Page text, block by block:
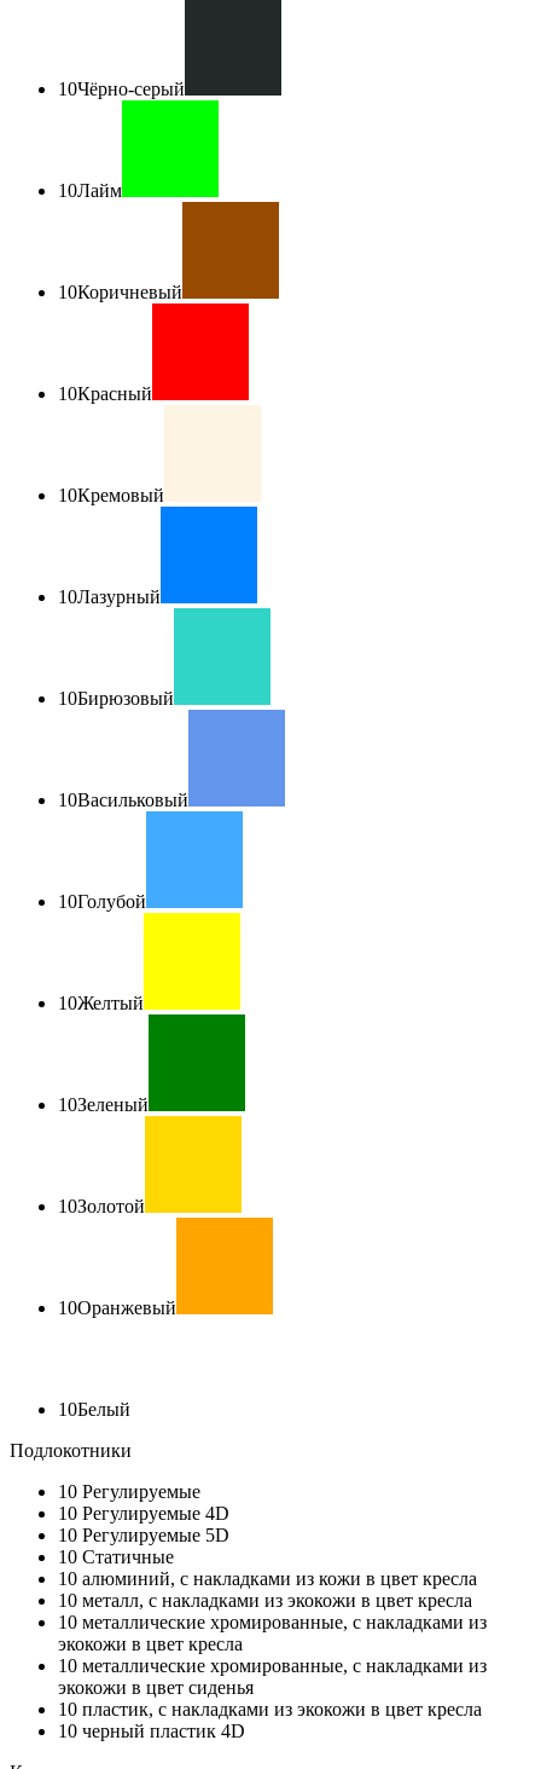
10Чёрно-серый
10Лайм
10Коричневый
10Красный
10Кремовый
10Лазурный
10Бирюзовый
10Васильковый
10Голубой
10Желтый
10Зеленый
10Золотой
10Оранжевый
10Белый
Подлокотники
10 Регулируемые
10 Регулируемые 4D
10 Регулируемые 5D
10 Статичные
10 алюминий, с накладками из кожи в цвет кресла
10 металл, с накладками из экокожи в цвет кресла
10 металлические хромированные, с накладками из
экокожи в цвет кресла
10 металлические хромированные, с накладками из
экокожи в цвет сиденья
10 пластик, с накладками из экокожи в цвет кресла
10 черный пластик 4D